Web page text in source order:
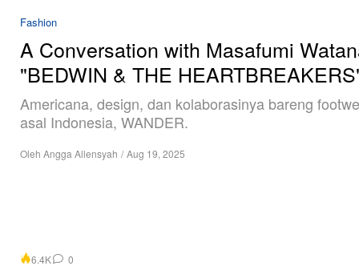
Fashion
A Conversation with Masafumi
"BEDWIN & THE
Americana, design, dan kolaborasinya bareng
asal Indonesia, WANDER.
Oleh Angga Allensyah / Aug 19, 2025
6.4K 0